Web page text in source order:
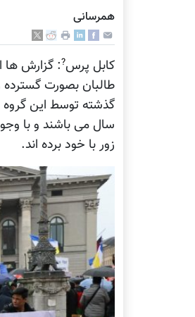
همرسانی
کابل پرس?: گزارش ها
طالبان بصورت
سال می باشند و با
زور با خود برده اند.